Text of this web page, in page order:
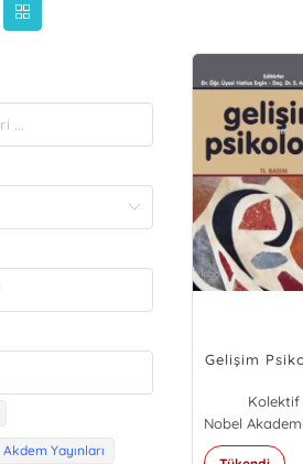
Akdem Yayınları
Gelişim
Kolektif